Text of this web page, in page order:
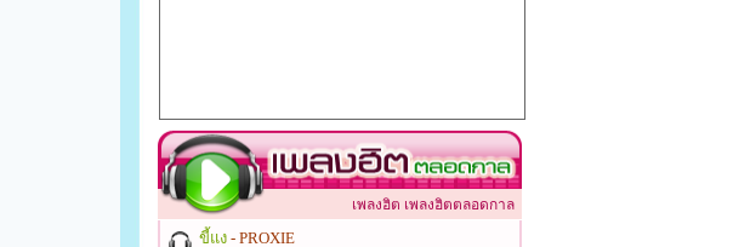
เพลงฮิต เพลงฮิตตลอดกาล
ขี้แง - PROXIE